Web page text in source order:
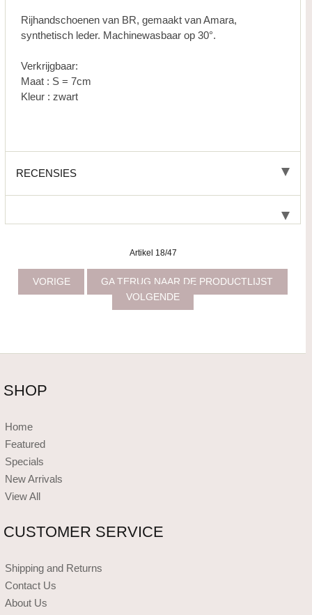
Rijhandschoenen van BR, gemaakt van Amara,
synthetisch leder. Machinewasbaar op 30°.
Verkrijgbaar:
Maat : S = 7cm
Kleur : zwart
RECENSIES
Artikel 18/47
VORIGE
GA TERUG NAAR DE PRODUCTLIJST
VOLGENDE
SHOP
Home
Featured
Specials
New Arrivals
View All
CUSTOMER SERVICE
Shipping and Returns
Contact Us
About Us